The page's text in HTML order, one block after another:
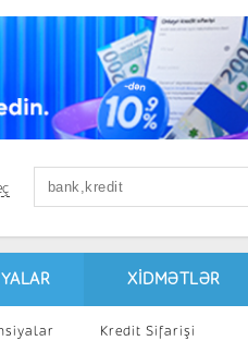
XIDMƏTLƏR
Kredit Sifarişi